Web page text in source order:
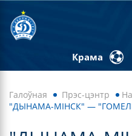
Крама
Галоўная Прэс-цэнтр
"ДЫНАМА-МІНСК" —